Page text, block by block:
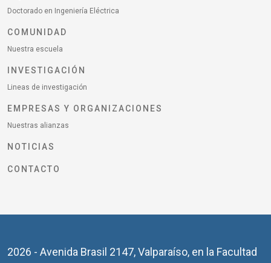
Doctorado en Ingeniería Eléctrica
COMUNIDAD
Nuestra escuela
INVESTIGACIÓN
Lineas de investigación
EMPRESAS Y ORGANIZACIONES
Nuestras alianzas
NOTICIAS
CONTACTO
2026 - Avenida Brasil 2147, Valparaíso, en la Facultad